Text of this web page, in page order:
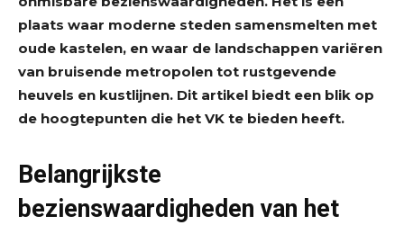
plaats waar moderne steden samensmelten met
oude kastelen, en waar de landschappen variëren
van bruisende metropolen tot rustgevende
heuvels en kustlijnen. Dit artikel biedt een blik op
de hoogtepunten die het VK te bieden heeft.
Belangrijkste
bezienswaardigheden van het